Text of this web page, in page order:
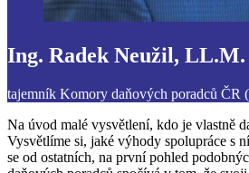
Ing. Radek Neužil, LL.M.
tajemník Komory daňových poradců ČR
Na úvod malé vysvětlení, kdo je vlastně
Vysvětlíme si, jaké výhody spolupráce s
se od ostatních, na první pohled